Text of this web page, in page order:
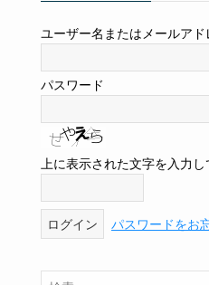
ユーザー名またはメールアド
パスワード
上に表示された文字を入力し
パスワードをお